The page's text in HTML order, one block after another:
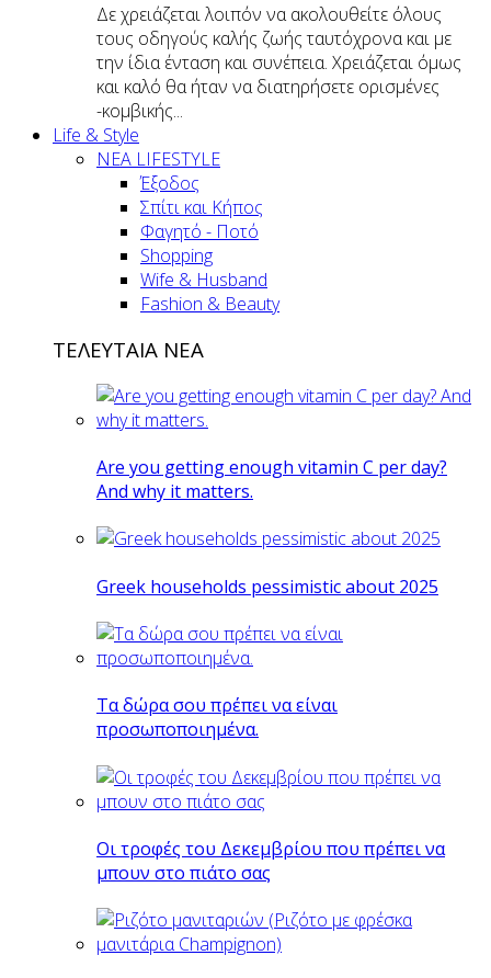
Δε χρειάζεται λοιπόν να ακολουθείτε όλους
τους οδηγούς καλής ζωής ταυτόχρονα και με
την ίδια ένταση και συνέπεια. Χρειάζεται όμως
και καλό θα ήταν να διατηρήσετε ορισμένες
-κομβικής...
Life & Style
ΝΕΑ LIFESTYLE
Έξοδος
Σπίτι και Κήπος
Φαγητό - Ποτό
Shopping
Wife & Husband
Fashion & Beauty
ΤΕΛΕΥΤΑΙΑ ΝΕΑ
Are you getting enough vitamin C per day?
And why it matters.
Greek households pessimistic about 2025
Tα δώρα σου πρέπει να είναι
προσωποποιημένα.
Οι τροφές του Δεκεμβρίου που πρέπει να
μπουν στο πιάτο σας